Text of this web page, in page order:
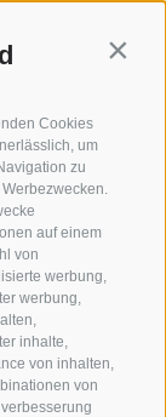
Cookies
um
zu
auf einem
von
werbung,
werbung,
inhalte,
von inhalten,
von